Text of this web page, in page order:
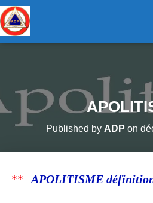
Published by ADP on
** APOLITISME